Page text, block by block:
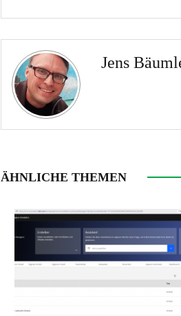
Jens
ÄHNLICHE THEMEN